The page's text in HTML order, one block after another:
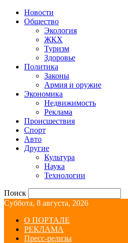
Новости
Общество
Экология
ЖКХ
Туризм
Здоровье
Политика
Законы
Армия и оружие
Экономика
Недвижимость
Реклама
Происшествия
Спорт
Авто
Другие
Культура
Наука
Технологии
Поиск
Суббота, 8 августа, 2026
О ПОРТАЛЕ
РЕКЛАМА
Пресс-релизы